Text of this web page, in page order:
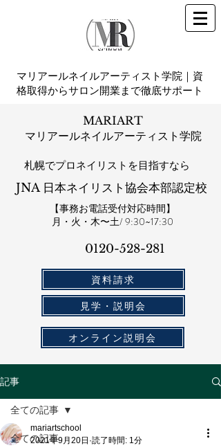
マリアールネイルアーティスト学院｜資
格取得からサロン開業まで徹底サポート
MARIART
マリアールネイルアーティスト学院
札幌​でプロネイリストを目指すなら
JNA 日本ネイリスト協会本部認定校
【事務お電話受付対応時間】
​月・火・木〜土/ 9:30~17:30
0120-528-281​
資料請求
見学・説明会
オンライン説明会
記事
全ての記事
全ての記事
mariartschool
2021年9月20日 読了時間: 1分